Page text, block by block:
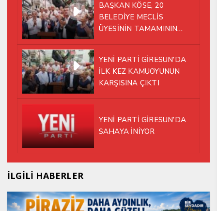
BAŞKAN KÖSE, 20
BELEDİYE MECLİS
ÜYESİNİN TAMAMININ
YÜRÜMEYE KARAR VERDİK
YENİ PARTİ GİRESUN’DA
İLK KEZ KAMUOYUNUN
KARŞISINA ÇIKTI
YENİ PARTİ GİRESUN’DA
SAHAYA İNİYOR
İLGİLİ HABERLER